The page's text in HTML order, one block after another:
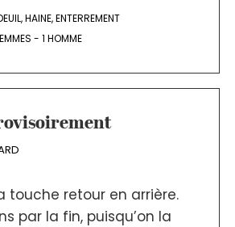
,HAINE,ENTERREMENT
- 1 HOMME
touche retour en arrière.
par la fin, puisqu’on la